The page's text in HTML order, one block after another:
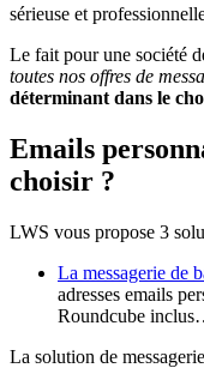
sérieuse et
Le fait pour une société
toutes nos offres de
déterminant dans le
Emails
choisir ?
LWS vous propose 3
La messagerie de
adresses emails
Roundcube
La solution de